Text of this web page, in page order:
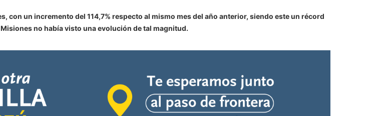
con un incremento del 114,7% respecto al mismo mes del año anterior, siendo este un récord
no había visto una evolución de tal magnitud.